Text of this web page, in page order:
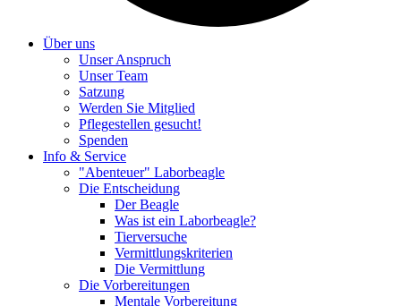
Über uns
Unser Anspruch
Unser Team
Satzung
Werden Sie Mitglied
Pflegestellen gesucht!
Spenden
Info & Service
"Abenteuer" Laborbeagle
Die Entscheidung
Der Beagle
Was ist ein Laborbeagle?
Tierversuche
Vermittlungskriterien
Die Vermittlung
Die Vorbereitungen
Mentale Vorbereitung